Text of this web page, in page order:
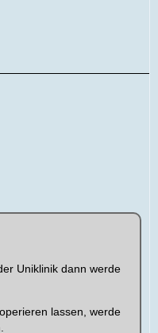
Uniklinik dann werde
lassen, werde